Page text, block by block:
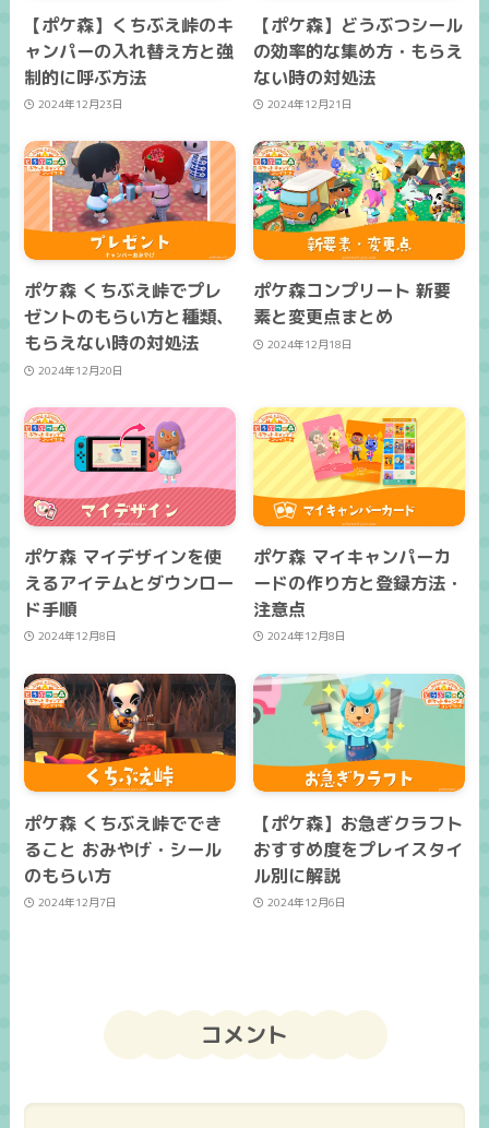
【ポケ森】くちぶえ峠のキ
ャンパーの入れ替え方と強
制的に呼ぶ方法
2024年12月23日
【ポケ森】どうぶつシール
の効率的な集め方・もらえ
ない時の対処法
2024年12月21日
ポケ森 くちぶえ峠でプレ
ゼントのもらい方と種類、
もらえない時の対処法
2024年12月20日
ポケ森コンプリート 新要
素と変更点まとめ
2024年12月18日
ポケ森 マイデザインを使
えるアイテムとダウンロー
ド手順
2024年12月8日
ポケ森 マイキャンパーカ
ードの作り方と登録方法・
注意点
2024年12月8日
ポケ森 くちぶえ峠ででき
ること おみやげ・シール
のもらい方
2024年12月7日
【ポケ森】お急ぎクラフト
おすすめ度をプレイスタイ
ル別に解説
2024年12月6日
コメント